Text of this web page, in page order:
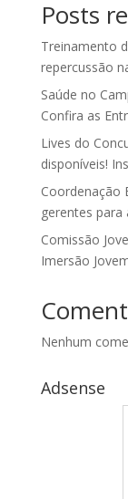
Posts
Treinamento
repercussão
Saúde no
Confira as
Lives do
disponíveis!
Coordenação
gerentes para
Comissão
Imersão
Nenhum
Adsense